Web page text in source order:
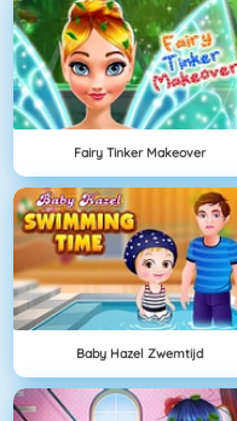
Fairy Tinker Makeover
Baby Hazel Zwemtijd